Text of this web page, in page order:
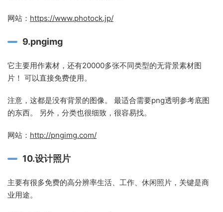
网站： https://www.photock.jp/
9.pngimg
它主要用作素材，还有20000多张不同类型的无背景素材图
片！ 可以直接免费使用。
注意，这都是没有背景的图像。 最适合需要png透明参考底图
的东西。 另外，分类也很细致，很容易找。
网站： http://pngimg.com/
10.设计照片
主要有很多免费的高分辨率生活、工作、休闲照片，关键是商
业用途。